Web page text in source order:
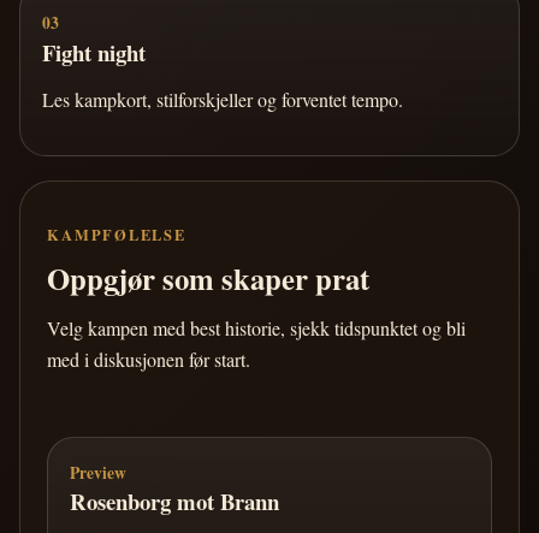
03
Fight night
Les kampkort, stilforskjeller og forventet tempo.
KAMPFØLELSE
Oppgjør som skaper prat
Velg kampen med best historie, sjekk tidspunktet og bli
med i diskusjonen før start.
Preview
Rosenborg mot Brann